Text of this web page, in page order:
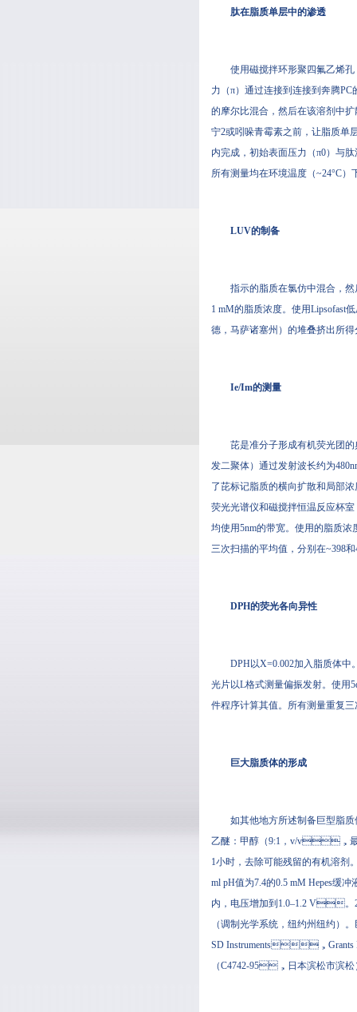
肽在脂质单层中的渗透
使用磁搅拌环形聚四氟乙烯孔
力（π）通过连接到连接到奔腾PC
的摩尔比混合，然后在该溶剂中
宁2或吲哚青霉素之前，让脂质
内完成，初始表面压力（π0）
所有测量均在环境温度（~24°C）下
LUV的制备
指示的脂质在氯仿中混合，
1 mM的脂质浓度。使用
德，马萨诸塞州）的堆叠挤出所
Ie/Im的测量
芘是准分子形成有机荧光团的
发二聚体）通过发射波长约为
了芘标记脂质的横向扩散和局部浓度
荧光光谱仪和磁搅拌恒温反应杯室
均使用5nm的带宽。使用的脂质
三次扫描的平均值，分别在~398
DPH的荧光各向异性
DPH以X=0.002加入脂质体
光片以L格式测量偏振发射。使
件程序计算其值。所有测量重复三
巨大脂质体的形成
如其他地方所述制备巨型脂质
乙醚：甲醇（9:1，v/
1小时，去除可能残留的有机溶
ml pH值为7.4的0.5 mM Hepes缓冲
内，电压增加到1.0–1.2 V
（调制光学系统，纽约州纽约
SD Instruments，Grants
（C4742-95，日本滨松市滨松）